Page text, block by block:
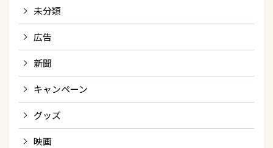
未分類
広告
新聞
キャンペーン
グッズ
映画